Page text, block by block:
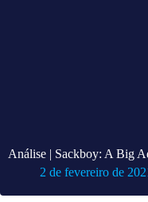
Análise | Sackboy: A Big
2 de fevereiro de